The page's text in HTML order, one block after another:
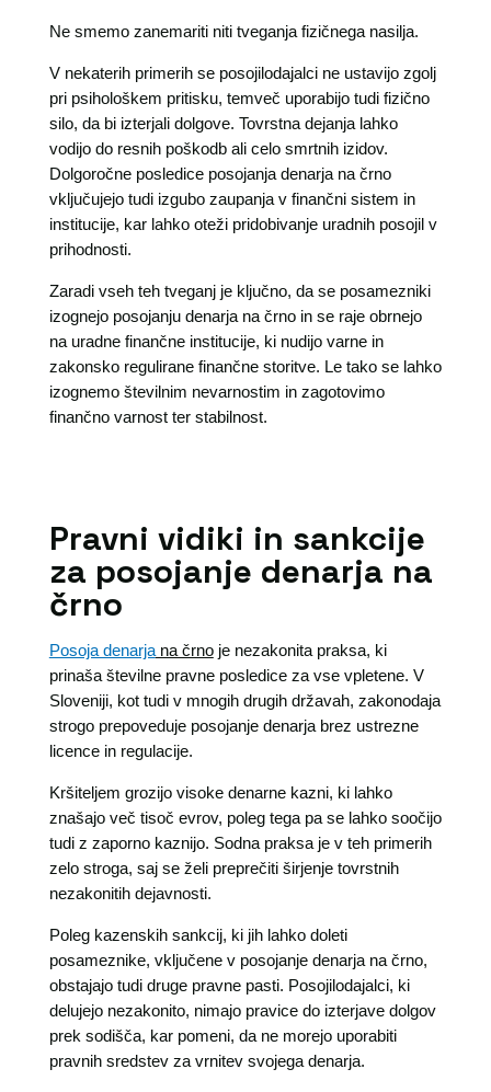
Ne smemo zanemariti niti tveganja fizičnega nasilja.
V nekaterih primerih se posojilodajalci ne ustavijo zgolj
pri psihološkem pritisku, temveč uporabijo tudi fizično
silo, da bi izterjali dolgove. Tovrstna dejanja lahko
vodijo do resnih poškodb ali celo smrtnih izidov.
Dolgoročne posledice posojanja denarja na črno
vključujejo tudi izgubo zaupanja v finančni sistem in
institucije, kar lahko oteži pridobivanje uradnih posojil v
prihodnosti.
Zaradi vseh teh tveganj je ključno, da se posamezniki
izognejo posojanju denarja na črno in se raje obrnejo
na uradne finančne institucije, ki nudijo varne in
zakonsko regulirane finančne storitve. Le tako se lahko
izognemo številnim nevarnostim in zagotovimo
finančno varnost ter stabilnost.
Pravni vidiki in sankcije
za posojanje denarja na
črno
Posoja denarjana črnoje nezakonita praksa, ki
prinaša številne pravne posledice za vse vpletene. V
Sloveniji, kot tudi v mnogih drugih državah, zakonodaja
strogo prepoveduje posojanje denarja brez ustrezne
licence in regulacije.
Kršiteljem grozijo visoke denarne kazni, ki lahko
znašajo več tisoč evrov, poleg tega pa se lahko soočijo
tudi z zaporno kaznijo. Sodna praksa je v teh primerih
zelo stroga, saj se želi preprečiti širjenje tovrstnih
nezakonitih dejavnosti.
Poleg kazenskih sankcij, ki jih lahko doleti
posameznike, vključene v posojanje denarja na črno,
obstajajo tudi druge pravne pasti. Posojilodajalci, ki
delujejo nezakonito, nimajo pravice do izterjave dolgov
prek sodišča, kar pomeni, da ne morejo uporabiti
pravnih sredstev za vrnitev svojega denarja.